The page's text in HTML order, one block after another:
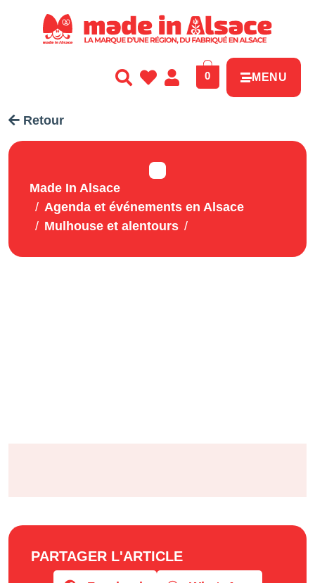
0 MENU
Retour
Made In Alsace
Agenda et événements en Alsace
Mulhouse et alentours
PARTAGER L'ARTICLE